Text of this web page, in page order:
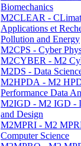
Biomechanics
M2CLEAR -
Applications et
Pollution and Energy
M2CPS - Cyber
M2CYBER - M2
M2DS - Data
M2HPDA - M2
Performance Data
M2IGD - M2 IGD -
and Design
M2MPRI - M2
Computer Science